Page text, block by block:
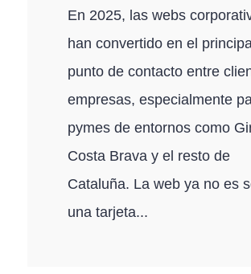
En 2025, las webs
han convertido en el
punto de contacto entre
empresas, especialmente
pymes de entornos como
Costa Brava y el resto de
Cataluña. La web ya no es
una tarjeta...